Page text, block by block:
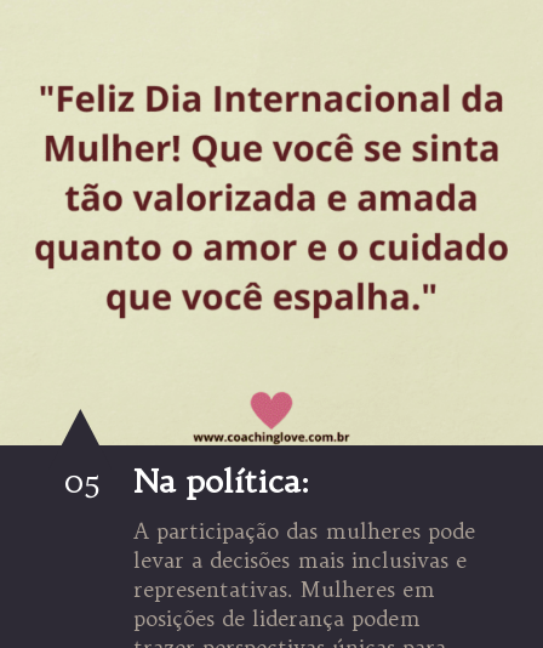
Na política:
05
A participação das mulheres pode
levar a decisões mais inclusivas e
representativas. Mulheres em
posições de liderança podem